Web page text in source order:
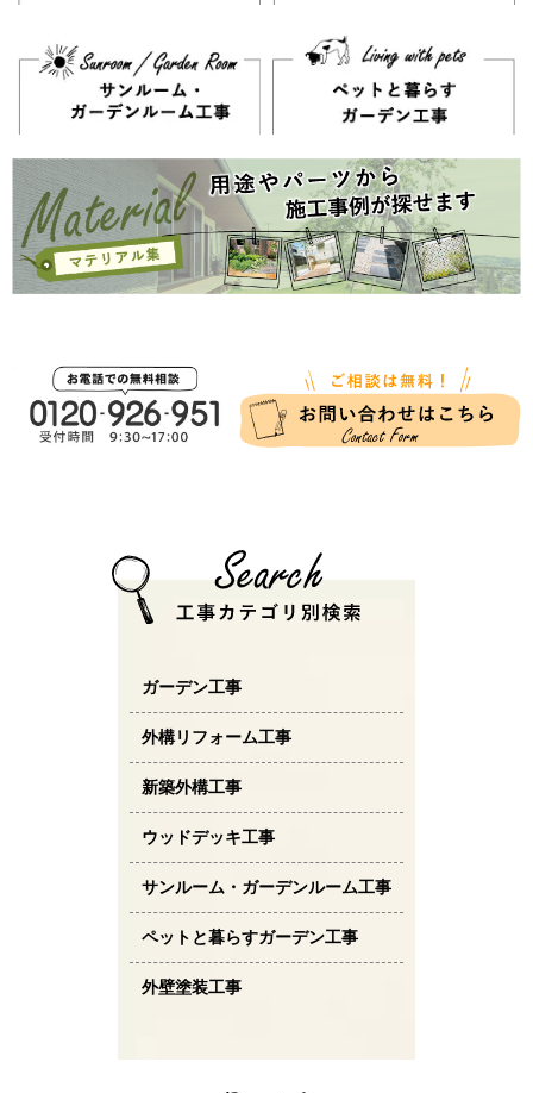
ガーデン工事
外構リフォーム工事
新築外構工事
ウッドデッキ工事
サンルーム・ガーデンルーム工事
ペットと暮らすガーデン工事
外壁塗装工事